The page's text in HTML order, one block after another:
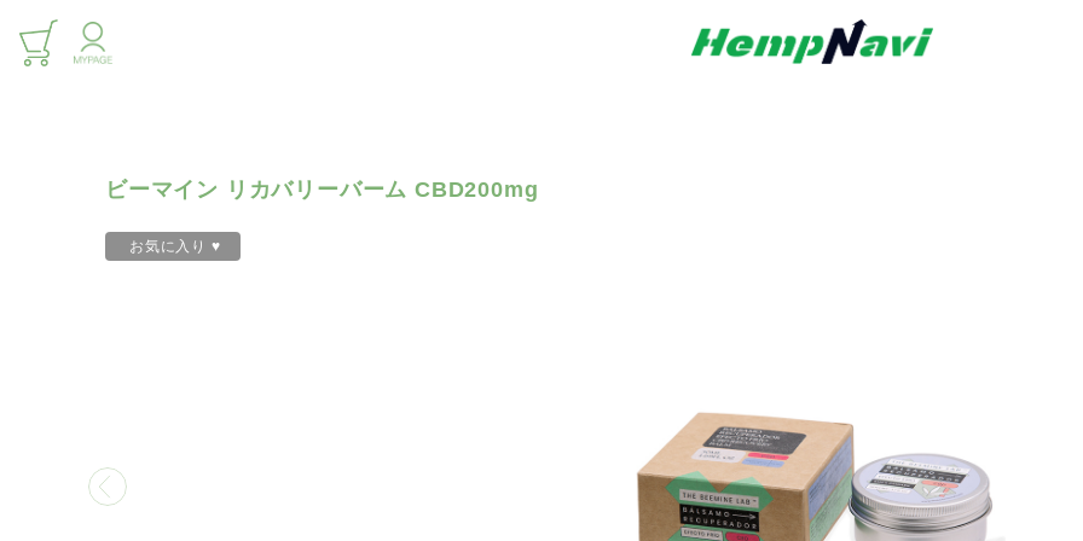
PRODUCTS 初めての方 | アイソレートヘンプエキス | 睡眠 | 気候・気圧 | 肩コリケア | FACE CARE | BODY CARE
ビーマイン リカバリーバーム CBD200mg
お気に入り ♥